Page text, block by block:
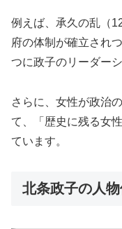
例えば、承久の乱（
府の体制が確立され
つに政子のリーダー
さらに、女性が政治
て、「歴史に残る女
ています。
北条政子の人